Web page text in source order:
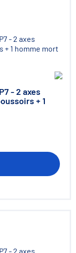
- 2 axes
+ 1